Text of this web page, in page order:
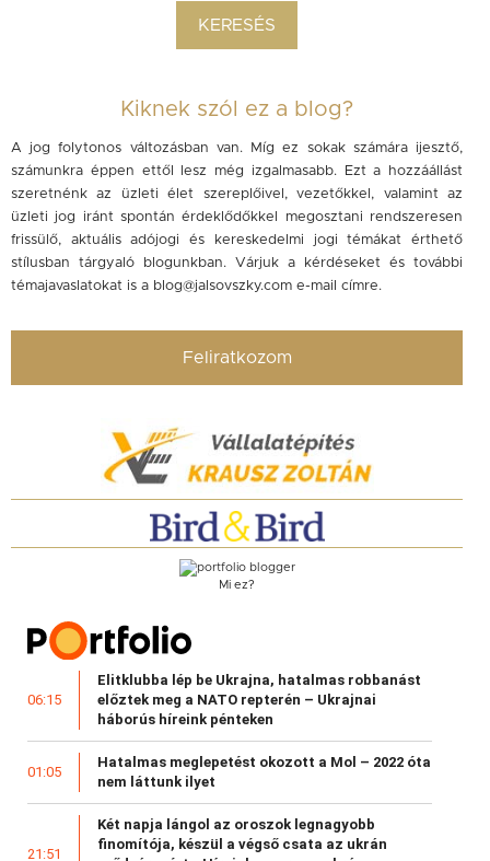
Kiknek szól ez a blog?
A jog folytonos változásban van. Míg ez sokak számára ijesztő,
számunkra éppen ettől lesz még izgalmasabb. Ezt a hozzáállást
szeretnénk az üzleti élet szereplőivel, vezetőkkel, valamint az
üzleti jog iránt spontán érdeklődőkkel megosztani rendszeresen
frissülő, aktuális adójogi és kereskedelmi jogi témákat érthető
stílusban tárgyaló blogunkban. Várjuk a kérdéseket és további
témajavaslatokat is a blog@jalsovszky.com e-mail címre.
Feliratkozom
Mi ez?
06:15
Elitklubba lép be Ukrajna, hatalmas robbanást
előztek meg a NATO repterén – Ukrajnai
háborús híreink pénteken
01:05
Hatalmas meglepetést okozott a Mol – 2022 óta
nem láttunk ilyet
21:51
Két napja lángol az oroszok legnagyobb
finomítója, készül a végső csata az ukrán